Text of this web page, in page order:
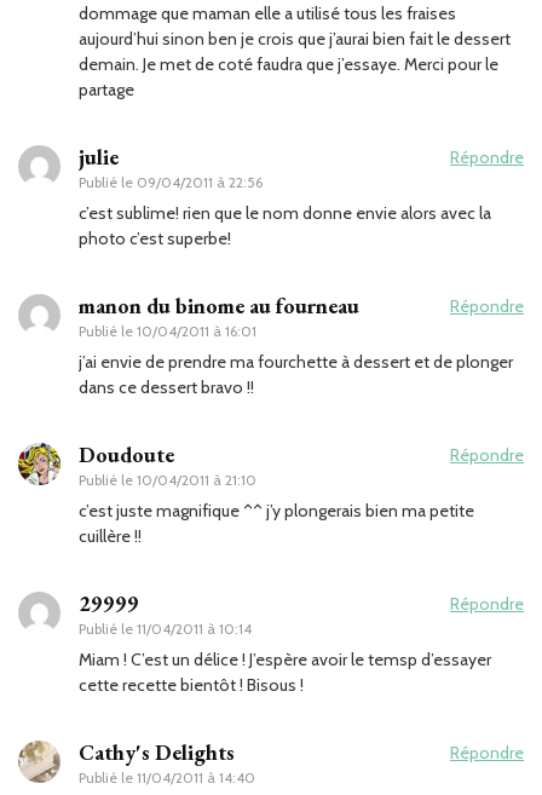
dommage que maman elle a utilisé tous les fraises
aujourd’hui sinon ben je crois que j’aurai bien fait le dessert
demain. Je met de coté faudra que j’essaye. Merci pour le
partage
julie
Publié le 09/04/2011 à 22:56
Répondre
c’est sublime! rien que le nom donne envie alors avec la
photo c’est superbe!
manon du binome au fourneau
Publié le 10/04/2011 à 16:01
Répondre
j’ai envie de prendre ma fourchette à dessert et de plonger
dans ce dessert bravo !!
Doudoute
Publié le 10/04/2011 à 21:10
Répondre
c’est juste magnifique ^^ j’y plongerais bien ma petite
cuillère !!
29999
Publié le 11/04/2011 à 10:14
Répondre
Miam ! C’est un délice ! J’espère avoir le temsp d’essayer
cette recette bientôt ! Bisous !
Cathy's Delights
Publié le 11/04/2011 à 14:40
Répondre